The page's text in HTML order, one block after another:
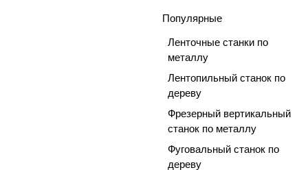
Популярные
Ленточные станки по
металлу
Лентопильный станок по
дереву
Фрезерный вертикальный
станок по металлу
Фуговальный станок по
дереву